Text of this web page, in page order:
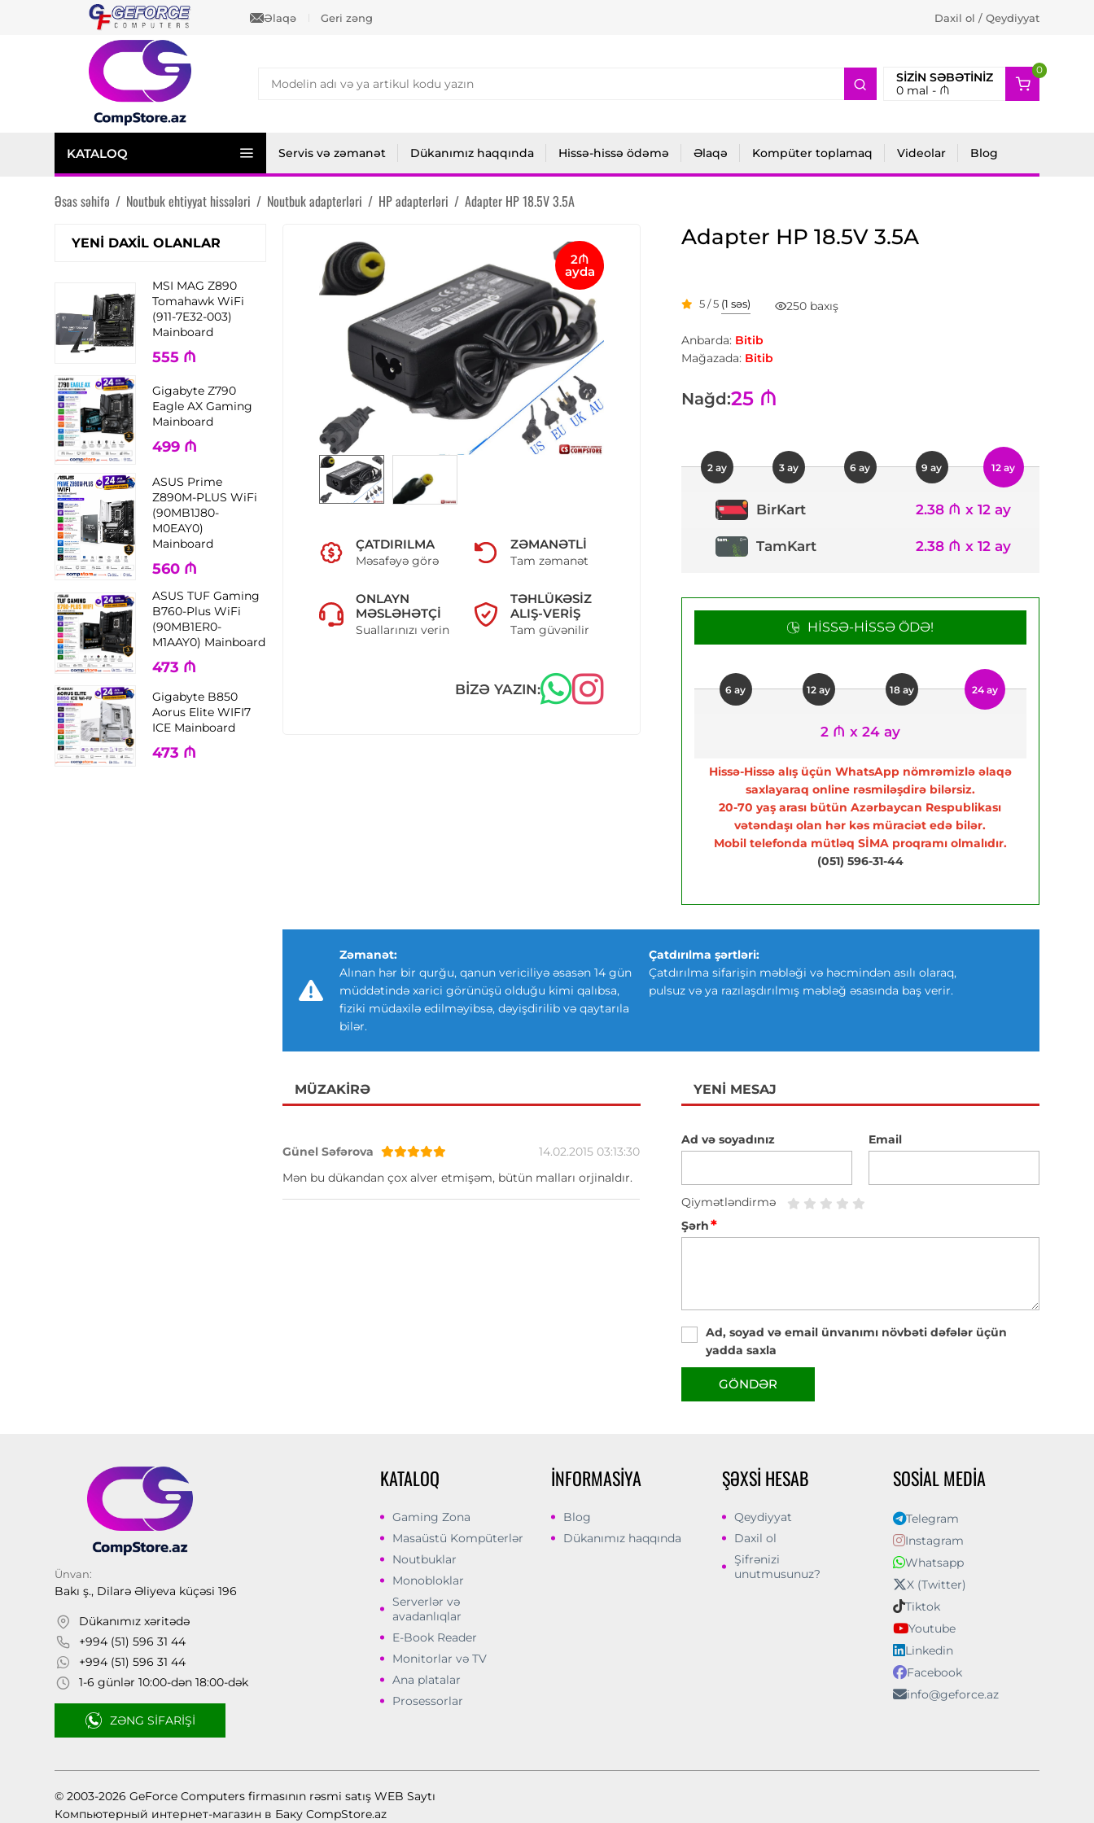
Əlaqə Geri zəng Daxil ol / Qeydiyyat
SIZIN SƏBƏTINIZ
0mal - ₼
0
2
KATALOQ Servis və zəmanət Dükanımız haqqında Hissə-hissə ödəmə Əlaqə Kompüter toplamaq Videolar Blog
Əsas səhifə / Noutbuk ehtiyyat hissələri / Noutbuk adapterləri / HP adapterləri / Adapter НР 18.5V 3.5A
YENI DAXIL OLANLAR
MSI MAG Z890
Tomahawk WiFi
(911-7E32-003)
Mainboard
555 ₼
Gigabyte Z790
Eagle AX Gaming
Mainboard
499 ₼
ASUS Prime
Z890M-PLUS WiFi
(90MB1J80-
M0EAY0)
Mainboard
560 ₼
ASUS TUF Gaming
B760-Plus WiFi
(90MB1ER0-
M1AAY0) Mainboard
473 ₼
Gigabyte B850
Aorus Elite WIFI7
ICE Mainboard
473 ₼
2₼
ayda
ÇATDIRILMA
Məsafəyə görə
ZƏMANƏTLI
Tam zəmanət
ONLAYN
MƏSLƏHƏTÇI
Suallarınızı verin
TƏHLÜKƏSIZ
ALIŞ-VERIŞ
Tam güvənilir
BIZƏ YAZIN:
Adapter НР 18.5V 3.5A
5 / 5 (1 səs) 250 baxış
Anbarda: Bitib
Mağazada: Bitib
Nağd:25 ₼
2 ay 3 ay 6 ay 9 ay 12 ay
BirKart 2.38 ₼ x 12 ay
TamKart 2.38 ₼ x 12 ay
HISSƏ-HISSƏ ÖDƏ!
6 ay 12 ay 18 ay 24 ay
2 ₼ x 24 ay
Hissə-Hissə alış üçün WhatsApp nömrəmizlə əlaqə
saxlayaraq online rəsmiləşdirə bilərsiz.
20-70 yaş arası bütün Azərbaycan Respublikası
vətəndaşı olan hər kəs müraciət edə bilər.
Mobil telefonda mütləq SİMA proqramı olmalıdır.
(051) 596-31-44
Zəmanət:
Alınan hər bir qurğu, qanun vericiliyə əsasən 14 gün
müddətində xarici görünüşü olduğu kimi qalıbsa,
fiziki müdaxilə edilməyibsə, dəyişdirilib və qaytarıla
bilər.
Çatdırılma şərtləri:
Çatdırılma sifarişin məbləği və həcmindən asılı olaraq,
pulsuz və ya razılaşdırılmış məbləğ əsasında baş verir.
MÜZAKIRƏ
Günel Səfərova
14.02.2015 03:13:30
Mən bu dükandan çox alver etmişəm, bütün malları orjinaldır.
YENI MESAJ
Ad və soyadınız Email
Qiymətləndirmə
Şərh*
Ad, soyad və email ünvanımı növbəti dəfələr üçün
yadda saxla
GÖNDƏR
Ünvan:
Bakı ş., Dilarə Əliyeva küçəsi 196
Dükanımız xəritədə
+994 (51) 596 31 44
+994 (51) 596 31 44
1-6 günlər 10:00-dən 18:00-dək
ZƏNG SIFARIŞI
KATALOQ
Gaming Zona
Masaüstü Kompüterlər
Noutbuklar
Monobloklar
Serverlər və
avadanlıqlar
E-Book Reader
Monitorlar və TV
Ana platalar
Prosessorlar
İNFORMASIYA
Blog
Dükanımız haqqında
ŞƏXSI HESAB
Qeydiyyat
Daxil ol
Şifrənizi
unutmusunuz?
SOSIAL MEDIA
Telegram
Instagram
Whatsapp
X (Twitter)
Tiktok
Youtube
Linkedin
Facebook
info@geforce.az
© 2003-2026 GeForce Computers firmasının rəsmi satış WEB Saytı
Компьютерный интернет-магазин в Баку CompStore.az